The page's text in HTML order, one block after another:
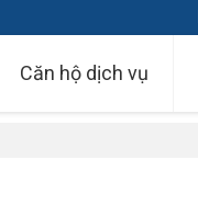
Căn hộ dịch vụ